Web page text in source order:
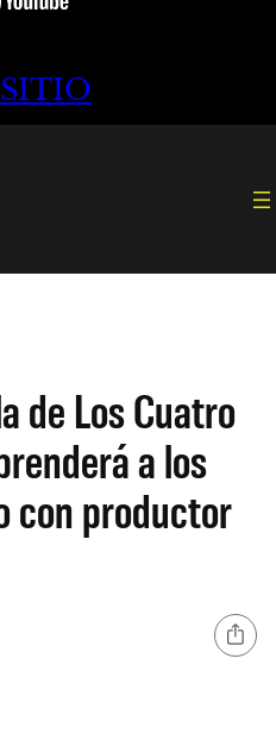
de Los Cuatro
a los
con productor